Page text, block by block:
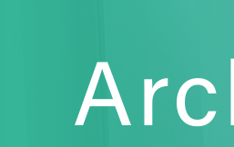
Topics